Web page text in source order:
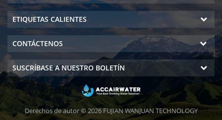
ETIQUETAS CALIENTES
CONTÁCTENOS
SUSCRÍBASE A NUESTRO BOLETÍN
Derechos de autor © 2026 FUJIAN WANJUAN TECHNOLOGY